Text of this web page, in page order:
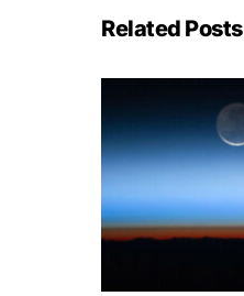
Related Posts